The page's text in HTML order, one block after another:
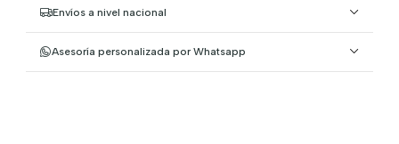
Envíos a nivel nacional
Asesoría personalizada por Whatsapp